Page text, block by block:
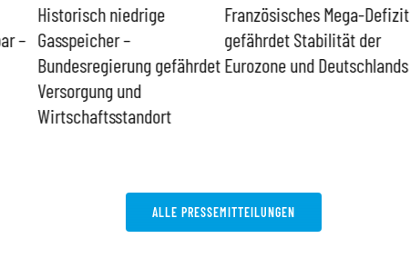
–
Historisch niedrige
Gasspeicher –
Bundesregierung gefährdet
Versorgung und
Wirtschaftsstandort
Französisches Mega-Defizit
gefährdet Stabilität der
Eurozone und Deutschlands
ALLE PRESSEMITTEILUNGEN